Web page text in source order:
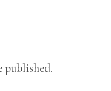
published.